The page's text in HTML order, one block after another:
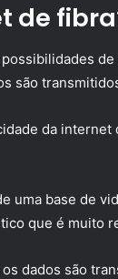
de
são
da
uma base de
que é muito
dados são